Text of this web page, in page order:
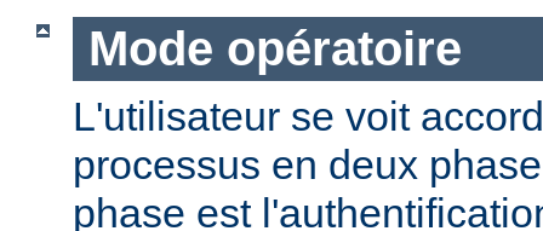
Mode opératoire
L'utilisateur se voit
processus en deux
phase est